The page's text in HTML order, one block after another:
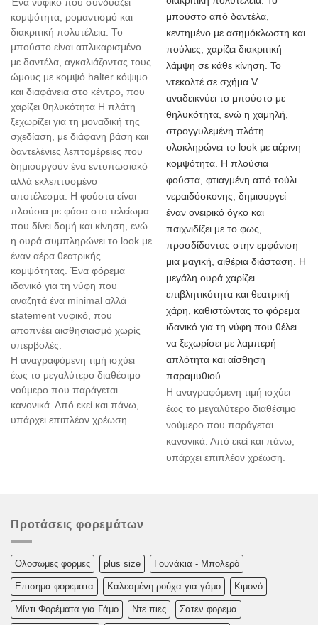
Ένα νυφικό που συνδυάζει
κομψότητα, ρομαντισμό και
διακριτική πολυτέλεια. Το
μπούστο είναι απλικαρισμένο
με δαντέλα, αγκαλιάζοντας τους
ώμους με κομψό halter κόψιμο
και διαφάνεια στο κέντρο, που
χαρίζει θηλυκότητα Η πλάτη
ξεχωρίζει για τη μοναδική της
σχεδίαση, με διάφανη βάση και
δαντελένιες λεπτομέρειες που
δημιουργούν ένα εντυπωσιακό
αλλά εκλεπτυσμένο
αποτέλεσμα. Η φούστα είναι
πλούσια με φάσα στο τελείωμα
που δίνει δομή και κίνηση, ενώ
η ουρά συμπληρώνει το look με
έναν αέρα θεατρικής
κομψότητας. Ένα φόρεμα
ιδανικό για τη νύφη που
αναζητά ένα minimal αλλά
statement νυφικό, που
αποπνέει αισθησιασμό χωρίς
υπερβολές.
Η αναγραφόμενη τιμή ισχύει
έως το μεγαλύτερο διαθέσιμο
νούμερο που παράγεται
κανονικά. Από εκεί και πάνω,
υπάρχει επιπλέον χρέωση.
μπούστο από δαντέλα,
κεντημένο με ασημόκλωστη και
πούλιες, χαρίζει διακριτική
λάμψη σε κάθε κίνηση. Το
ντεκολτέ σε σχήμα V
αναδεικνύει το μπούστο με
θηλυκότητα, ενώ η χαμηλή,
στρογγυλεμένη πλάτη
ολοκληρώνει το look με αέρινη
κομψότητα. Η πλούσια
φούστα, φτιαγμένη από τούλι
νεραιδόσκονης, δημιουργεί
έναν ονειρικό όγκο και
παιχνιδίζει με το φως,
προσδίδοντας στην εμφάνιση
μια μαγική, αιθέρια διάσταση. Η
μεγάλη ουρά χαρίζει
επιβλητικότητα και θεατρική
χάρη, καθιστώντας το φόρεμα
ιδανικό για τη νύφη που θέλει
να ξεχωρίσει με λαμπερή
απλότητα και αίσθηση
παραμυθιού.
Η αναγραφόμενη τιμή ισχύει
έως το μεγαλύτερο διαθέσιμο
νούμερο που παράγεται
κανονικά. Από εκεί και πάνω,
υπάρχει επιπλέον χρέωση.
Προτάσεις φορεμάτων
Oλoσωμες φoρμες plus size Γουνάκια - Μπολερό
Επισημα φορεματα Καλεσμένη ρούχα για γάμο Κιμονό
Μίντι Φορέματα για Γάμο Ντε πιες Σατεν φορεμα